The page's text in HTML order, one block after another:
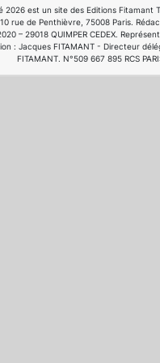
2026 est un site des Editions Fitamant
rue de Penthièvre, 75008 Paris.
– 29018 QUIMPER CEDEX.
: Jacques FITAMANT - Directeur
FITAMANT. N°509 667 895 RCS